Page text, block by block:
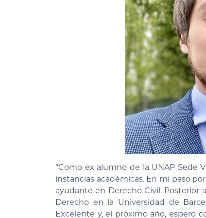
“Como ex alumno de la UNAP Sede
instancias académicas. En mi paso
ayudante en Derecho Civil. Posterior
Derecho en la Universidad de
Excelente y, el próximo año, espero